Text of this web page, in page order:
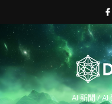
AI 新聞 / AI